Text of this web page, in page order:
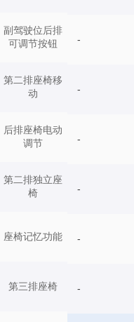
副驾驶位后排
可调节按钮
第二排座椅移
动
后排座椅电动
调节
第二排独立座
椅
座椅记忆功能
第三排座椅
-
-
-
-
-
-